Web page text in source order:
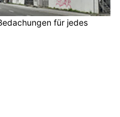
für jedes